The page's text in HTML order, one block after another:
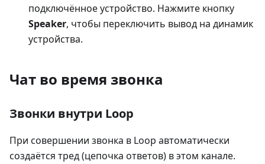
подключённое устройство. Нажмите кнопку
Speaker, чтобы переключить вывод на динамик
устройства.
Чат во время звонка
Звонки внутри Loop
При совершении звонка в Loop автоматически
создаётся тред (цепочка ответов) в этом канале.